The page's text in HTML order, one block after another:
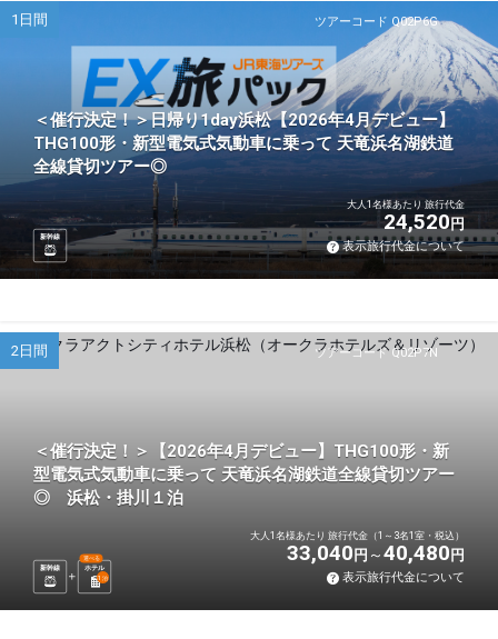
ツアーコード Q02P6G
1日間
＜催行決定！＞日帰り1day浜松【2026年4月デビュー】
THG100形・新型電気式気動車に乗って 天竜浜名湖鉄道
全線貸切ツアー◎
新幹線
大人1名様あたり 旅行代金
24,520円
表示旅行代金について
ツアーコード Q02P7N
2日間
＜催行決定！＞【2026年4月デビュー】THG100形・新
型電気式気動車に乗って 天竜浜名湖鉄道全線貸切ツアー
◎ 浜松・掛川１泊
新幹線 ホテル
選べる
1 泊
大人1名様あたり 旅行代金（1～3名1室・税込）
33,040 円 40,480 円
表示旅行代金について